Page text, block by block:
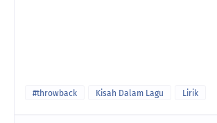
#throwback Kisah Dalam Lagu Lirik